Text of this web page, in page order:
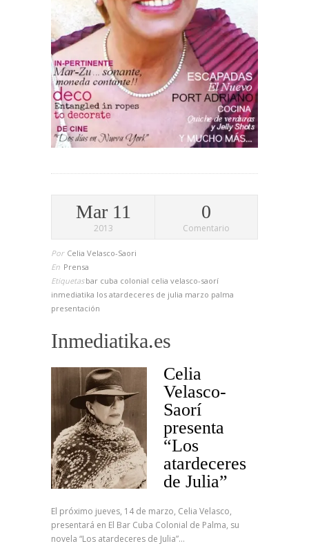
Mar 11
2013
0
Comentario
Por Celia Velasco-Saori
En Prensa
Etiquetas bar cuba colonial celia velasco-saorí
inmediatika los atardeceres de julia marzo palma
presentación
Inmediatika.es
Celia
Velasco-
Saorí
presenta
“Los
atardeceres
de Julia”
El próximo jueves, 14 de marzo, Celia Velasco,
presentará en El Bar Cuba Colonial de Palma, su
novela “Los atardeceres de Julia”…